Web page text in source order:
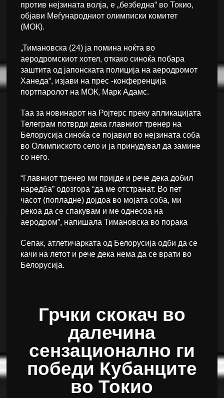
против нејзината волја, е „безбедна“ во Токио,
објави Меѓународниот олимписки комитет
(МОК).
„Тимановска (24) ја помина ноќта во
аеродромскиот хотел, откако синоќа побара
заштита од јапонската полиција на аеродромот
Ханеда“, изјави на прес -конференција
портпаролот на МОК, Марк Адамс.
Таа за новинарот на Ројтерс преку апликацијата
Телеграм потврди дека главниот тренер на
Белорусија синоќа се појавил во нејзината соба
во Олимпиското село и ја принудувал да замине
со него.
“Главниот тренер ми пријде и рече дека добил
наредба” одозгора “да ме отстранат. Во пет
часот (попладне) дојдоа во мојата соба, ми
рекоа да се спакувам и ме однесоа на
аеродром”, напишала Тимановска во порака
Сепак, атлетичарката од Белорусија одби да се
качи на летот и рече дека нема да се врати во
Белорусија.
Грчки скокач во
далечина
сензационално ги
победи Кубанците
во Токио